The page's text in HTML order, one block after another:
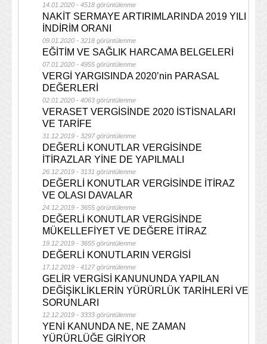
14.01.2020 - 4518 görüntülenme
NAKİT SERMAYE ARTIRIMLARINDA 2019 YILI
İNDİRİM ORANI
09.01.2020 - 3218 görüntülenme
EĞİTİM VE SAĞLIK HARCAMA BELGELERİ
07.01.2020 - 4955 görüntülenme
VERGİ YARGISINDA 2020’nin PARASAL
DEĞERLERİ
02.01.2020 - 4063 görüntülenme
VERASET VERGİSİNDE 2020 İSTİSNALARI
VE TARİFE
31.12.2019 - 3297 görüntülenme
DEĞERLİ KONUTLAR VERGİSİNDE
İTİRAZLAR YİNE DE YAPILMALI
26.12.2019 - 3131 görüntülenme
DEĞERLİ KONUTLAR VERGİSİNDE İTİRAZ
VE OLASI DAVALAR
24.12.2019 - 3655 görüntülenme
DEĞERLİ KONUTLAR VERGİSİNDE
MÜKELLEFİYET VE DEĞERE İTİRAZ
19.12.2019 - 3655 görüntülenme
DEĞERLİ KONUTLARIN VERGİSİ
17.12.2019 - 4127 görüntülenme
GELİR VERGİSİ KANUNUNDA YAPILAN
DEĞİŞİKLİKLERİN YÜRÜRLÜK TARİHLERİ VE
SORUNLARI
12.12.2019 - 3333 görüntülenme
YENİ KANUNDA NE, NE ZAMAN
YÜRÜRLÜĞE GİRİYOR